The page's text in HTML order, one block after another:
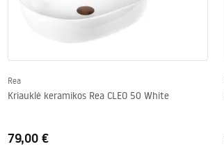
Rea
Kriauklė keramikos Rea CLEO 50 White
79,00 €